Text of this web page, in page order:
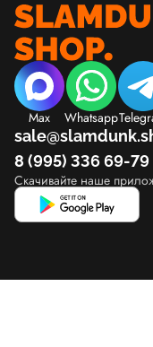
Max Whatsapp
8 (995) 336 69-79
Скачивайте наше